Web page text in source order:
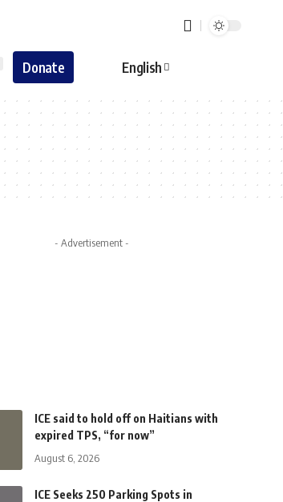
Donate English
- Advertisement -
ICE said to hold off on Haitians with
expired TPS, “for now”
August 6, 2026
ICE Seeks 250 Parking Spots in